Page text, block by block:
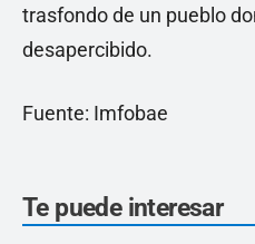
trasfondo de un pueblo
desapercibido.
Fuente: Imfobae
Te puede interesar